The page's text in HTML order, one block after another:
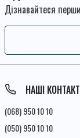
Дізнавайтеся
НАШІ
(068) 950 10 10
(050) 950 10 10